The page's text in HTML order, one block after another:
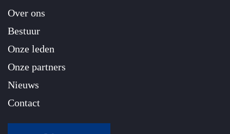
Over ons
Bestuur
Onze leden
Onze partners
Nieuws
Contact